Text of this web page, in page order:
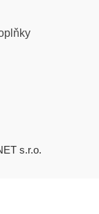
s.r.o.